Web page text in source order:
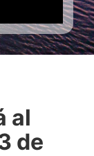
al
de